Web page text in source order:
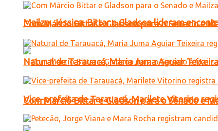
Mailza, Jéssica, Bittar e Gladson lideram
Com Márcio Bittar e Gladson para o Senado e
Com Márcio Bittar e Gladson para o Senado e
Natural de Tarauacá, Maria Juma Aguiar
Vice-prefeita de Tarauacá, Marilete Vitorino